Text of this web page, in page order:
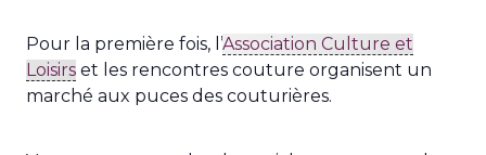
Pour la première fois, l’Association Culture et
Loisirs et les rencontres couture organisent un
marché aux puces des couturières.